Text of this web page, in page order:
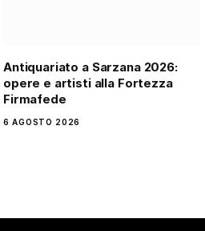
Antiquariato a Sarzana 2026:
opere e artisti alla Fortezza
Firmafede
6 AGOSTO 2026